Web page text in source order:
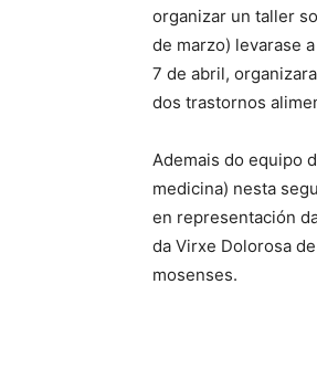
organizar un taller
de marzo) levarase
7 de abril,
dos trastornos
Ademais do equipo
medicina) nesta
en representación
da Virxe Dolorosa
mosenses.